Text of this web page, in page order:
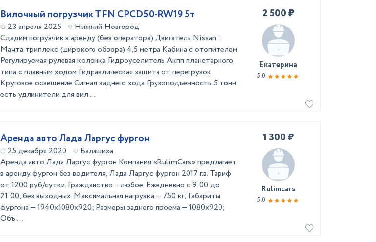
Вилочный погрузчик TFN CPCD50-RW19 5т
23 апреля 2025
Нижний Новгород
Сдадим погрузчик в аренду (без оператора) Двигатель Nissan !
Мачта триплекс (широкого обзора) 4,5 метра Кабина с отопителем
Регулируемая рулевая колонка Гидроуселитель Акпп планетарного
типа с плавным ходом Гидравлическая защита от перегрузок
Круговое освещение Сигнал заднего хода Грузоподъемность 5 тонн
есть удлинители для вил ...
2 500 ₽
Екатерина
5.0
Аренда авто Лада Ларгус фургон
25 декабря 2020
Балашиха
Аренда авто Лада Ларгус фургон Компания «RulimCars» предлагает
в аренду фургон без водителя, Лада Ларгус фургон 2017 г.в. Тариф
от 1200 руб/сутки. Гражданство – любое. Ежедневно с 9:00 до
21:00, без выходных. Максимальная нагрузка — 750 кг; Габариты
фургона — 1940х1080х920; Размеры заднего проема — 1080х920;
Объ ...
1 300 ₽
Rulimcars
5.0